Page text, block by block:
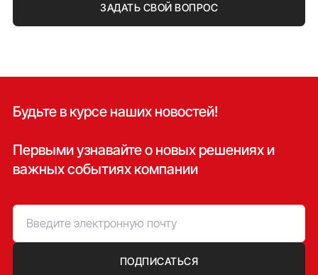
ссылке
АВР: 2 в 1
Два ввода, один
резерв
секционным
выключателем
Три ввода с одним
резервом
ЗАДАТЬ СВОЙ ВОПРОС
Будьте в курсе наших новостей!
Первыми узнавайте о новых решениях и
важных событиях компании
ПОДПИСАТЬСЯ